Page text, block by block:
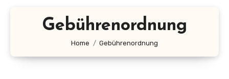
Gebührenordnung
Home Gebührenordnung